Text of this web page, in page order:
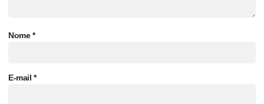
Nome*
E-mail *